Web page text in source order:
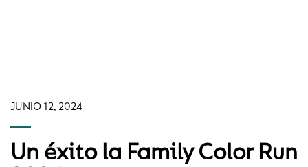
JUNIO 12, 2024
Un éxito la Family Color Run